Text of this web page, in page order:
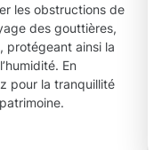
les obstructions de
des gouttières,
protégeant ainsi la
En
pour la tranquillité